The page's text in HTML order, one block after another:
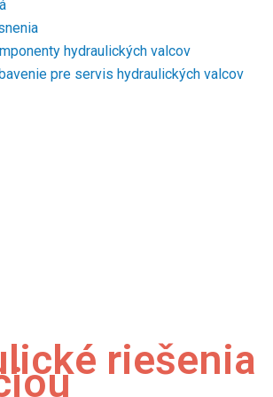
hydraulických valcov
pre servis hydraulických valcov
riešenia